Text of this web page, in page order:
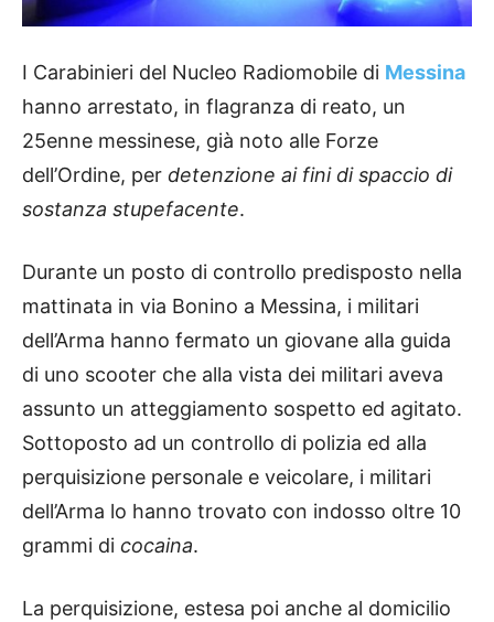
I Carabinieri del Nucleo Radiomobile di Messina
hanno arrestato, in flagranza di reato, un
25enne messinese, già noto alle Forze
dell’Ordine, per detenzione ai fini di spaccio di
sostanza stupefacente.
Durante un posto di controllo predisposto nella
mattinata in via Bonino a Messina, i militari
dell’Arma hanno fermato un giovane alla guida
di uno scooter che alla vista dei militari aveva
assunto un atteggiamento sospetto ed agitato.
Sottoposto ad un controllo di polizia ed alla
perquisizione personale e veicolare, i militari
dell’Arma lo hanno trovato con indosso oltre 10
grammi di cocaina.
La perquisizione, estesa poi anche al domicilio